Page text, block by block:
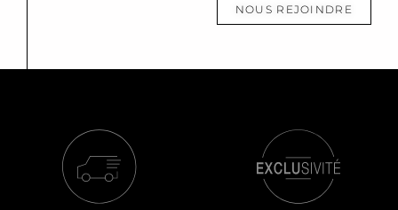
NOUS REJOINDRE